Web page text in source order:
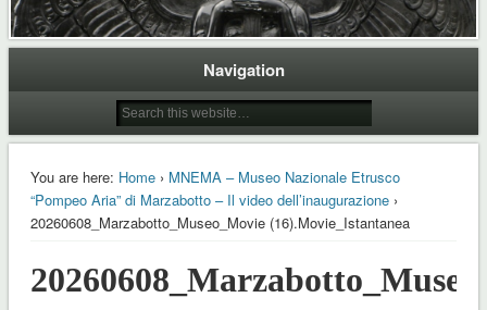
Navigation
You are here: Home› MNEMA – Museo Nazionale Etrusco
“Pompeo Aria” di Marzabotto – Il video dell’inaugurazione›
20260608_Marzabotto_Museo_Movie (16).Movie_Istantanea